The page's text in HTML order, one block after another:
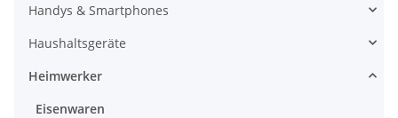
Handys & Smartphones
Haushaltsgeräte
Heimwerker
Eisenwaren